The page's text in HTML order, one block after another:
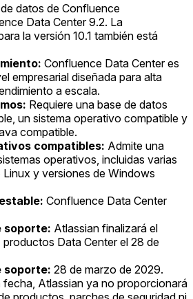
datos de Confluence
Data Center 9.2. La
la versión 10.1 también está
Confluence Data Center es
empresarial diseñada para alta
a escala.
Requiere una base de datos
un sistema operativo compatible y
compatible.
compatibles: Admite una
operativos, incluidas varias
y versiones de Windows
Confluence Data Center
soporte: Atlassian finalizará el
Data Center el 28 de
soporte: 28 de marzo de 2029.
fecha, Atlassian ya no proporcionará